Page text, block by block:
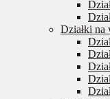
Działki na